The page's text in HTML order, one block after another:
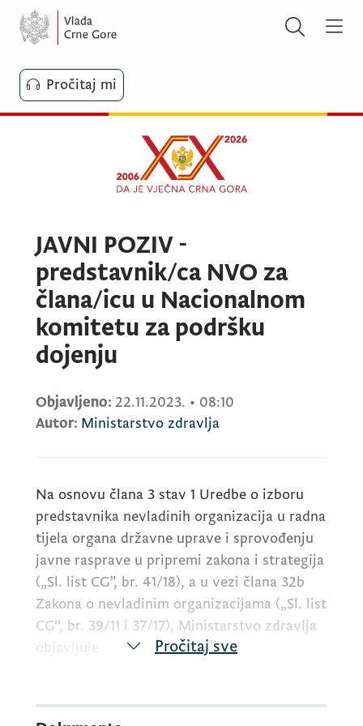
Pročitaj mi
JAVNI POZIV -
predstavnik/ca NVO za
člana/icu u Nacionalnom
komitetu za podršku
dojenju
Objavljeno: 22.11.2023. • 08:10
Autor: Ministarstvo zdravlja
Na osnovu člana 3 stav 1 Uredbe o izboru
predstavnika nevladinih organizacija u radna
tijela organa državne uprave i sprovođenju
javne rasprave u pripremi zakona i strategija
(„Sl. list CG”, br. 41/18), a u vezi člana 32b
Zakona o nevladinim organizacijama („Sl. list
CG“, br. 39/11 i 37/17), Ministarstvo zdravlja
objavljuje
za predlaganje predstavnika nevladinih
Pročitaj sve